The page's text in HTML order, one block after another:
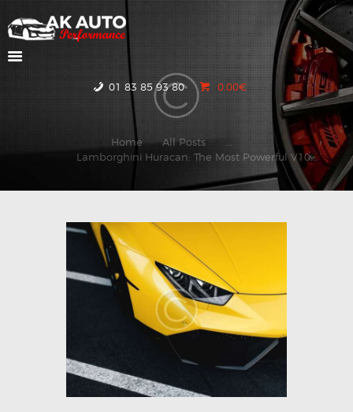
01 83 85 93 80 0.00€
Home All Posts
...
Lamborghini Huracan: The Most Powerful V10...
ACCUEIL
NOS VOITURES
CONTACTEZ-NOUS